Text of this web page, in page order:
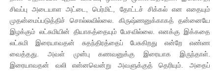
சிவப்பு அடையாள அட்டை, பெர்மிட், தோட்டச் சிக்கல் என எதையும்
முதன்மைப்படுத்திச் சொல்லவில்லை. கிருஷ்ணனுக்காகத் தன்னையே
இழக்கும் லட்சுமியின் தியாகத்தையும் பேசவில்லை. எனக்கு இக்கதை
லட்சுமி இரையாவதன் சுதந்திரத்தைப் பேசுகிறது என்றே எண்ண
வைத்தது. அவள் முன்பு கணவனுக்கு இரையாக இருந்தாள்.
இரையாவதன் வலி என்னவென்று அவளுக்குத் தெரியும். அதைப்